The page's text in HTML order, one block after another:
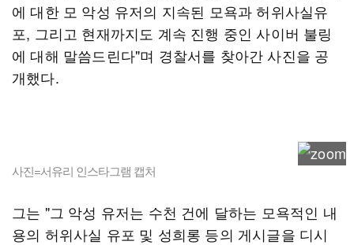
에 대한 모 악성 유저의 지속된 모욕과 허위사실유
포, 그리고 현재까지도 계속 진행 중인 사이버 불링
에 대해 말씀드린다"며 경찰서를 찾아간 사진을 공
개했다.
사진=서유리 인스타그램 캡처
그는 "그 악성 유저는 수천 건에 달하는 모욕적인 내
용의 허위사실 유포 및 성희롱 등의 게시글을 디시